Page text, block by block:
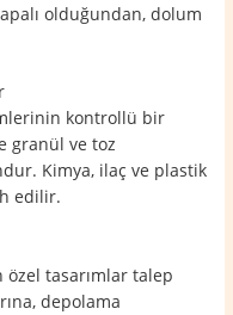
olduğundan, dolum
kontrollü bir
granül ve toz
Kimya, ilaç ve plastik
edilir.
özel tasarımlar talep
depolama